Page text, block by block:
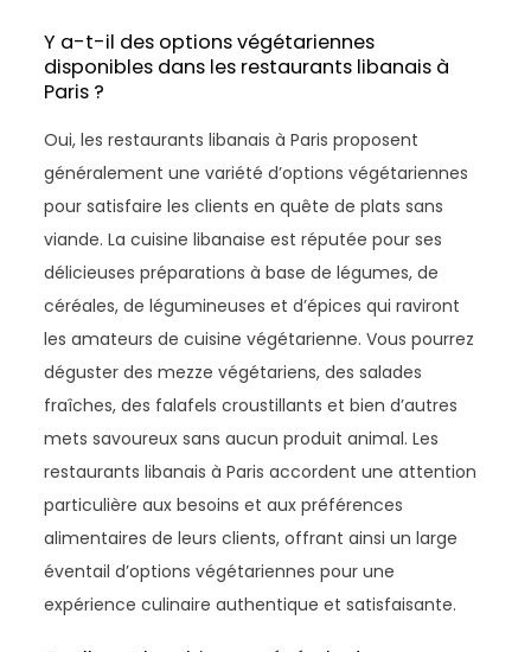
Y a-t-il des options végétariennes
disponibles dans les restaurants libanais à
Paris ?
Oui, les restaurants libanais à Paris proposent
généralement une variété d’options végétariennes
pour satisfaire les clients en quête de plats sans
viande. La cuisine libanaise est réputée pour ses
délicieuses préparations à base de légumes, de
céréales, de légumineuses et d’épices qui raviront
les amateurs de cuisine végétarienne. Vous pourrez
déguster des mezze végétariens, des salades
fraîches, des falafels croustillants et bien d’autres
mets savoureux sans aucun produit animal. Les
restaurants libanais à Paris accordent une attention
particulière aux besoins et aux préférences
alimentaires de leurs clients, offrant ainsi un large
éventail d’options végétariennes pour une
expérience culinaire authentique et satisfaisante.